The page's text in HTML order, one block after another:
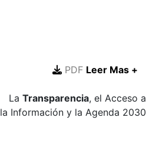
PDF Leer Mas +
La Transparencia, el Acceso a
la Información y la Agenda 2030